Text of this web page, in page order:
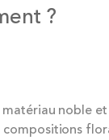
?
noble